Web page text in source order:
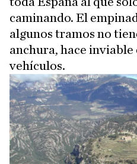
caminando. El
algunos tramos no
anchura, hace inviable
vehículos.